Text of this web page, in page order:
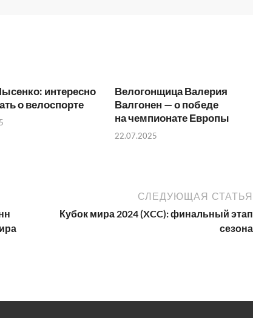
интересно
о велоспорте
Велогонщица Валерия
Валгонен — о победе
на чемпионате Европы
22.07.2025
СЛЕДУЮЩАЯ СТАТЬЯ
Кубок мира 2024 (XCC): финальный этап
сезона